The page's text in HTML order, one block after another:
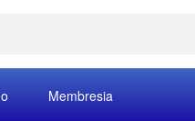
Membresia